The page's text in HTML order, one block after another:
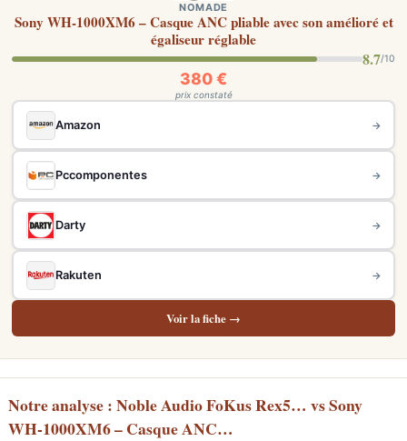
NOMADE
Sony WH-1000XM6 – Casque ANC pliable avec son amélioré et
égaliseur réglable
8.7/10
380 €
prix constaté
Amazon →
Pccomponentes →
Darty →
Rakuten →
Voir la fiche →
Notre analyse : Noble Audio FoKus Rex5… vs Sony
WH-1000XM6 – Casque ANC…